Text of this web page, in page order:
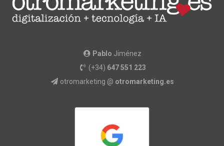
Pablo Jiménez
(+34) 647 551 223
otromarketing @ otromarketing.es